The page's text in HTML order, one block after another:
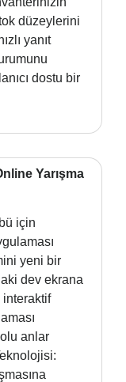
düzeylerini
yanıt
dostu bir
Yarışma
için
yeni bir
dev ekrana
interaktif
anlar